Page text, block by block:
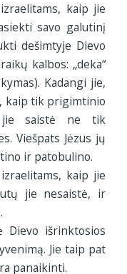
kaip jie
savo galutinį
dešimtyje Dievo
kalbos: „deka“
Kadangi jie,
kaip tik prigimtinio
jie saistė ne tik
Viešpats Jėzus jų
ir patobulino.
kaip jie
jie nesaistė, ir
Dievo išrinktosios
Jie taip pat
panaikinti.